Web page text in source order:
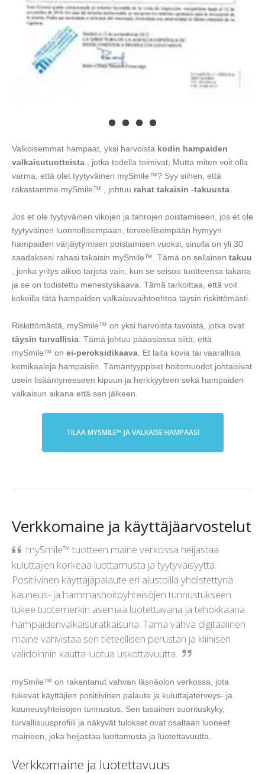
Valkoisemmat hampaat, yksi harvoista kodin hampaiden
valkaisutuotteista , jotka todella toimivat; Mutta miten voit olla
varma, että olet tyytyväinen mySmile™? Syy siihen, että
rakastamme mySmile™ , johtuu rahat takaisin -takuusta
Jos et ole tyytyväinen vikojen ja tahrojen poistamiseen, jos et ole
tyytyväinen luonnollisempaan, terveellisempään hymyyn
hampaiden värjäytymisen poistamisen vuoksi, sinulla on yli 30
saadaksesi rahasi takaisin mySmile™. Tämä on sellainen takuu
, jonka yritys aikoo tarjota vain, kun se seisoo tuotteensa takana
ja se on todistettu menestyskaava. Tämä tarkoittaa, että voit
kokeilla tätä hampaiden valkaisuvaihtoehtoa täysin riskittömästi.
Riskittömästä, mySmile™ on yksi harvoista tavoista, jotka ovat
täysin turvallisia . Tämä johtuu pääasiassa siitä, että
mySmile™ on ei-peroksidikaava . Et laita kovia tai vaarallisia
kemikaaleja hampaisiin. Tämäntyyppiset hoitomuodot johtaisivat
usein lisääntyneeseen kipuun ja herkkyyteen sekä hampaiden
valkaisun aikana että sen jälkeen.
TILAA MYSMILE™ JA VALKAISE HAMPAASI
Verkkomaine ja käyttäjäarvostelut
mySmile™ tuotteen maine verkossa heijastaa
kuluttajien korkeaa luottamusta ja tyytyväisyyttä.
Positiivinen käyttäjäpalaute eri alustoilla yhdistettynä
kauneus- ja hammashoitoyhteisöjen tunnustukseen
tukee tuotemerkin asemaa luotettavana ja tehokkaana
hampaidenvalkaisuratkaisuna. Tämä vahva digitaalinen
maine vahvistaa sen tieteellisen perustan ja kliinisen
validoinnin kautta luotua uskottavuutta.
mySmile™ on rakentanut vahvan läsnäolon verkossa, jota
tukevat käyttäjien positiivinen palaute ja kuluttajaterveys- ja
kauneusyhteisöjen tunnustus. Sen tasainen suorituskyky,
turvallisuusprofiili ja näkyvät tulokset ovat osaltaan luoneet
maineen, joka heijastaa luottamusta ja luotettavuutta.
Verkkomaine ja luotettavuus